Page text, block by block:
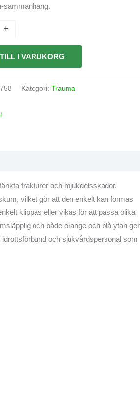
sammanhang.
+
I VARUKORG
Kategori:Trauma
frakturer och mjukdelsskador.
vilket gör att den enkelt kan formas
klippas eller vikas för att passa olika
och både orange och blå ytan ger
och sjukvårdspersonal som